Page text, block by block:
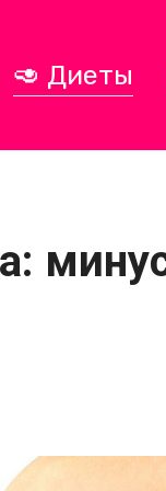
🥑 Диеты